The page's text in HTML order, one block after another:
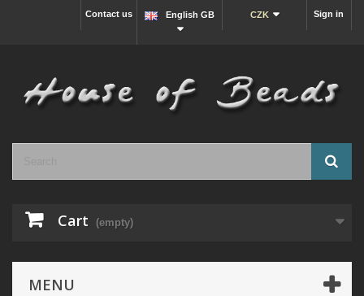
Sign in
CZK
English GB
Contact us
Cart (empty)
MENU